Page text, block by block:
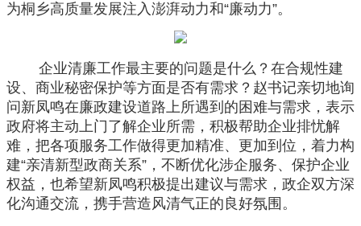
为桐乡高质量发展注入澎湃动力和“廉动力”。
企业清廉工作最主要的问题是什么？在合规性建
设、商业秘密保护等方面是否有需求？赵书记亲切地询
问新凤鸣在廉政建设道路上所遇到的困难与需求，表示
政府将主动上门了解企业所需，积极帮助企业排忧解
难，把各项服务工作做得更加精准、更加到位，着力构
建“亲清新型政商关系”，不断优化涉企服务、保护企业
权益，也希望新凤鸣积极提出建议与需求，政企双方深
化沟通交流，携手营造风清气正的良好氛围。